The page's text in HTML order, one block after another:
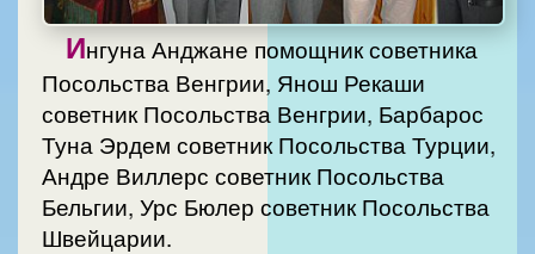
Ингуна Анджане помощник советника
Посольства Венгрии, Янош Рекаши
советник Посольства Венгрии, Барбарос
Туна Эрдем советник Посольства Турции,
Андре Виллерс советник Посольства
Бельгии, Урс Бюлер советник Посольства
Швейцарии.